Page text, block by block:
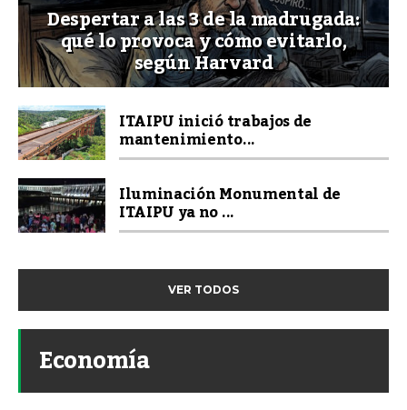
Despertar a las 3 de la madrugada:
qué lo provoca y cómo evitarlo,
según Harvard
ITAIPU inició trabajos de
mantenimiento...
Iluminación Monumental de
ITAIPU ya no ...
VER TODOS
Economía